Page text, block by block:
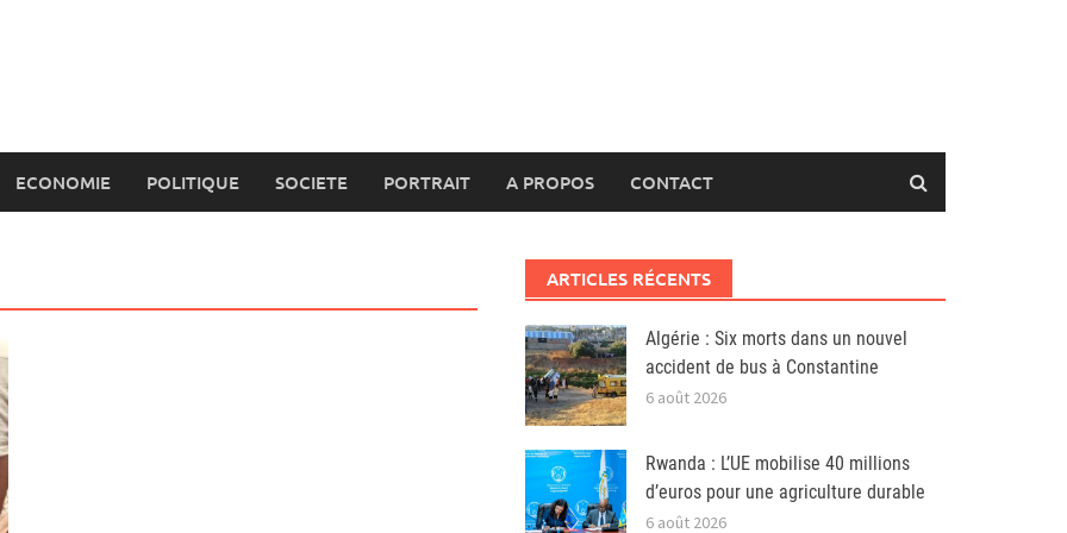
ECONOMIE POLITIQUE SOCIETE PORTRAIT A PROPOS CONTACT
ARTICLES RÉCENTS
Algérie : Six morts dans un nouvel
accident de bus à Constantine
6 août 2026
Rwanda : L’UE mobilise 40 millions
d’euros pour une agriculture durable
6 août 2026